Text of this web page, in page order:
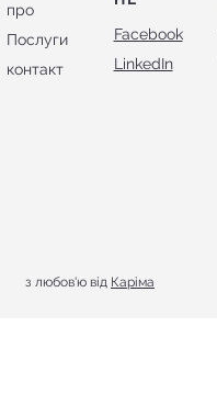
про
Послуги
контакт
Facebook
LinkedIn
з любов'ю від Каріма